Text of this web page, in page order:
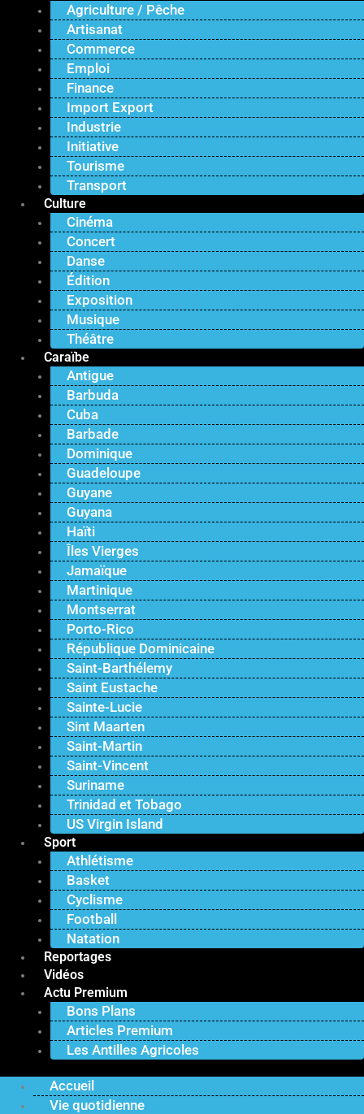
Agriculture / Pêche
Artisanat
Commerce
Emploi
Finance
Import Export
Industrie
Initiative
Tourisme
Transport
Culture
Cinéma
Concert
Danse
Édition
Exposition
Musique
Théâtre
Caraïbe
Antigue
Barbuda
Cuba
Barbade
Dominique
Guadeloupe
Guyane
Guyana
Haïti
Îles Vierges
Jamaïque
Martinique
Montserrat
Porto-Rico
République Dominicaine
Saint-Barthélemy
Saint Eustache
Sainte-Lucie
Sint Maarten
Saint-Martin
Saint-Vincent
Suriname
Trinidad et Tobago
US Virgin Island
Sport
Athlétisme
Basket
Cyclisme
Football
Natation
Reportages
Vidéos
Actu Premium
Bons Plans
Articles Premium
Les Antilles Agricoles
Accueil
Vie quotidienne